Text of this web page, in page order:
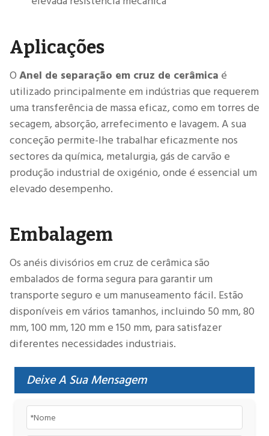
Aplicações
OAnel de separação em cruz de cerâmica é
utilizado principalmente em indústrias que requerem
uma transferência de massa eficaz, como em torres de
secagem, absorção, arrefecimento e lavagem. A sua
conceção permite-lhe trabalhar eficazmente nos
sectores da química, metalurgia, gás de carvão e
produção industrial de oxigénio, onde é essencial um
elevado desempenho.
Embalagem
Os anéis divisórios em cruz de cerâmica são
embalados de forma segura para garantir um
transporte seguro e um manuseamento fácil. Estão
disponíveis em vários tamanhos, incluindo 50 mm, 80
mm, 100 mm, 120 mm e 150 mm, para satisfazer
diferentes necessidades industriais.
Deixe A Sua Mensagem